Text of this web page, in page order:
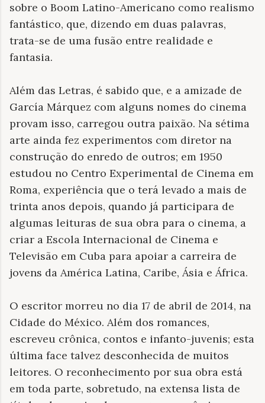
sobre o Boom Latino-Americano como realismo
fantástico, que, dizendo em duas palavras,
trata-se de uma fusão entre realidade e
fantasia.
Além das Letras, é sabido que, e a amizade de
García Márquez com alguns nomes do cinema
provam isso, carregou outra paixão. Na sétima
arte ainda fez experimentos com diretor na
construção do enredo de outros; em 1950
estudou no Centro Experimental de Cinema em
Roma, experiência que o terá levado a mais de
trinta anos depois, quando já participara de
algumas leituras de sua obra para o cinema, a
criar a Escola Internacional de Cinema e
Televisão em Cuba para apoiar a carreira de
jovens da América Latina, Caribe, Ásia e África.
O escritor morreu no dia 17 de abril de 2014, na
Cidade do México. Além dos romances,
escreveu crônica, contos e infanto-juvenis; esta
última face talvez desconhecida de muitos
leitores. O reconhecimento por sua obra está
em toda parte, sobretudo, na extensa lista de